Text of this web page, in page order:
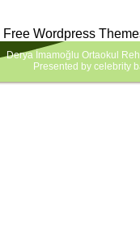
Free Wordpress
Derya İmamoğlu Ortaokul
Presented by celebrity